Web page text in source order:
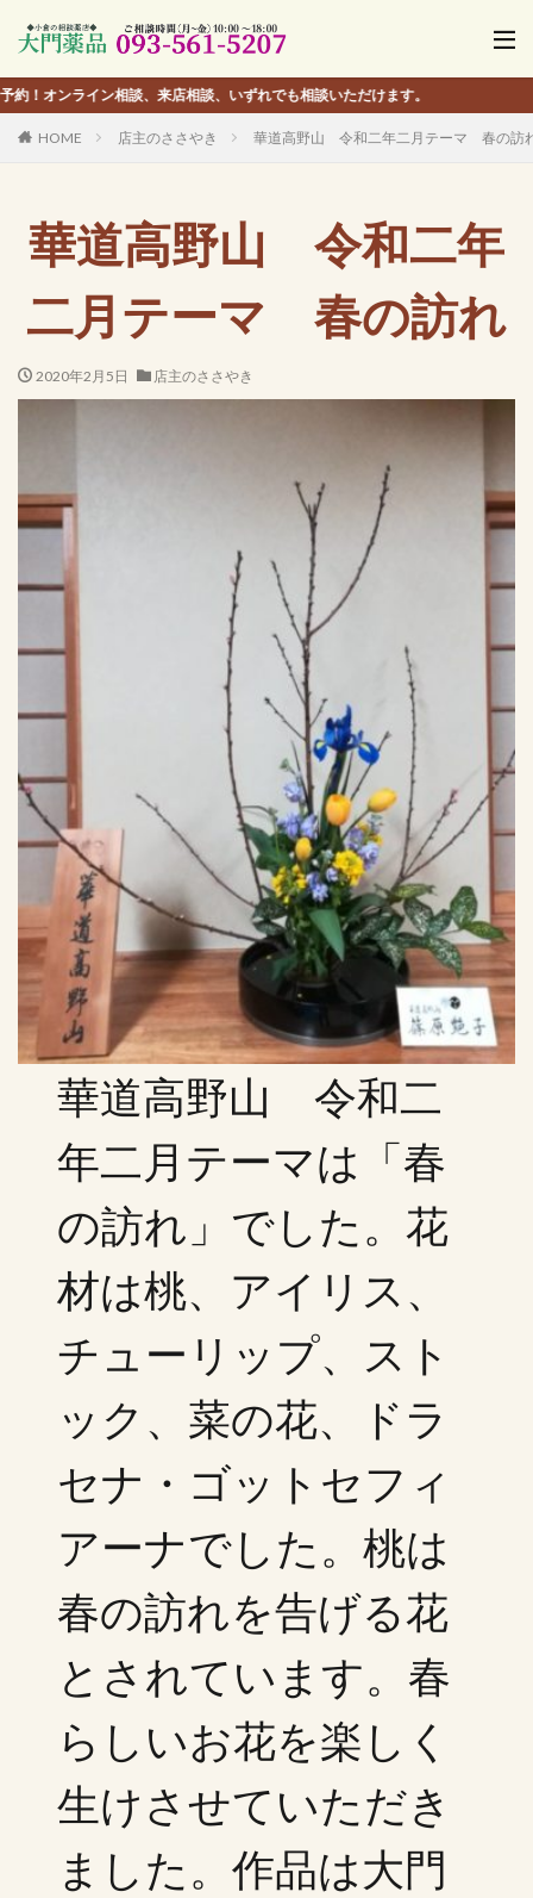
相談、来店相談、いずれでも相談いただけます。
HOME 店主のささやき 華道高野山 令和二年二月テーマ 春の訪
華道高野山 令和二年
二月テーマ 春の訪れ
2020年2月5日 店主のささやき
華道高野山 令和二
年二月テーマは「春
の訪れ」でした。花
材は桃、アイリス、
チューリップ、スト
ック、菜の花、ドラ
セナ・ゴットセフィ
アーナでした。桃は
春の訪れを告げる花
とされています。春
らしいお花を楽しく
生けさせていただき
ました。作品は大門